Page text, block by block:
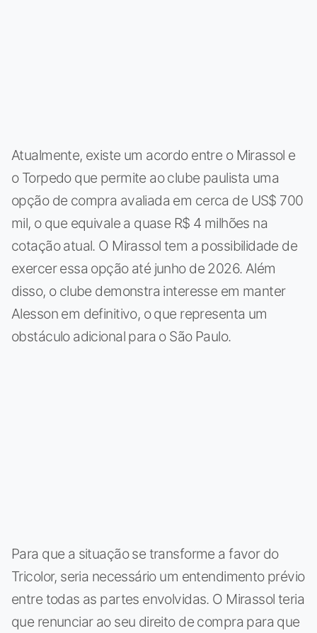
Atualmente, existe um acordo entre o Mirassol e
o Torpedo que permite ao clube paulista uma
opção de compra avaliada em cerca de US$ 700
mil, o que equivale a quase R$ 4 milhões na
cotação atual. O Mirassol tem a possibilidade de
exercer essa opção até junho de 2026. Além
disso, o clube demonstra interesse em manter
Alesson em definitivo, o que representa um
obstáculo adicional para o São Paulo.
Para que a situação se transforme a favor do
Tricolor, seria necessário um entendimento prévio
entre todas as partes envolvidas. O Mirassol teria
que renunciar ao seu direito de compra para que